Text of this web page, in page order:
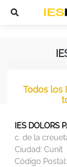
Todos los
IES DOLORS
c. de la
Ciudad: Cunit
Código Postal: